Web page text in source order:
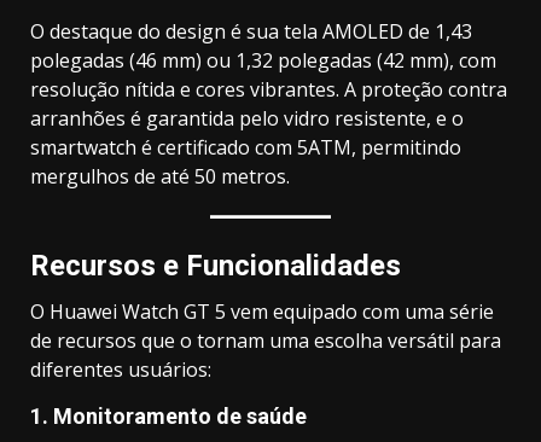
O destaque do design é sua tela AMOLED de 1,43
polegadas (46 mm) ou 1,32 polegadas (42 mm), com
resolução nítida e cores vibrantes. A proteção contra
arranhões é garantida pelo vidro resistente, e o
smartwatch é certificado com 5ATM, permitindo
mergulhos de até 50 metros.
Recursos e Funcionalidades
O Huawei Watch GT 5 vem equipado com uma série
de recursos que o tornam uma escolha versátil para
diferentes usuários:
1. Monitoramento de saúde